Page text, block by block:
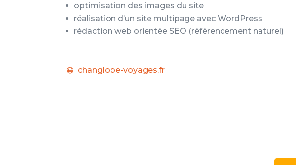
optimisation des images du site
réalisation d’un site multipage avec WordPress
rédaction web orientée SEO (référencement naturel)
 changlobe-voyages.fr